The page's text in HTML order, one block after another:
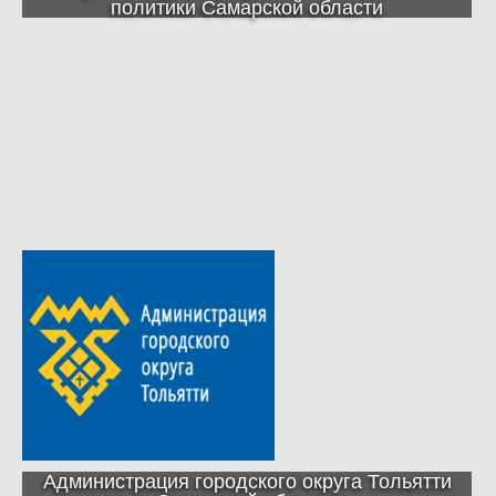
политики Самарской области
Администрация городского округа Тольятти